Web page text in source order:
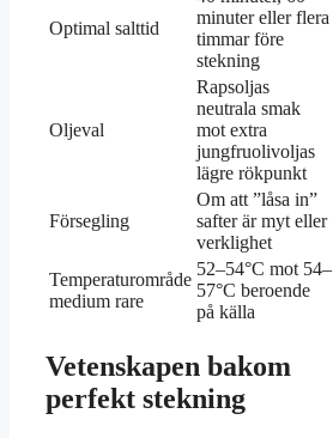
Optimal salttid
minuter eller flera
timmar före
stekning
Oljeval
Rapsoljas
neutrala smak
mot extra
jungfruolivoljas
lägre rökpunkt
Försegling
Om att ”låsa in”
safter är myt eller
verklighet
Temperaturområde
medium rare
52–54°C mot 54–
57°C beroende
på källa
Vetenskapen bakom
perfekt stekning